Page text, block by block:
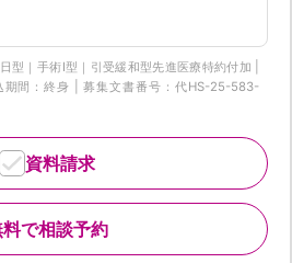
型｜手術Ⅰ型｜引受緩和型先進医療特約付加 |
間：終身 | 募集文書番号：代HS-25-583-
で相談予約
資料請求